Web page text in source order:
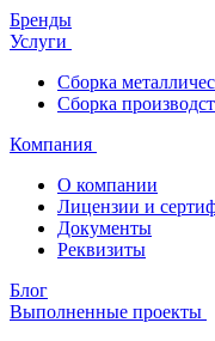
Бренды
Услуги
Сборка
Сборка
Компания
О компании
Лицензии и
Документы
Реквизиты
Блог
Выполненные проекты